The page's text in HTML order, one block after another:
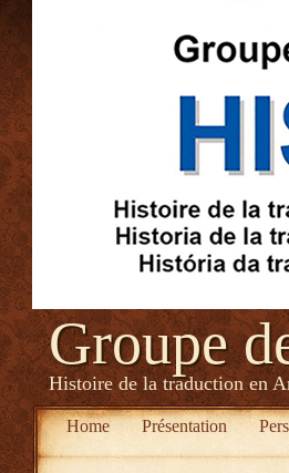
Groupe
Histoire de la traduction en
Home Présentation